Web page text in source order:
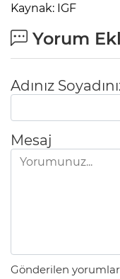
Kaynak: IGF
Yorum
Adınız
Mesaj
Gönderilen